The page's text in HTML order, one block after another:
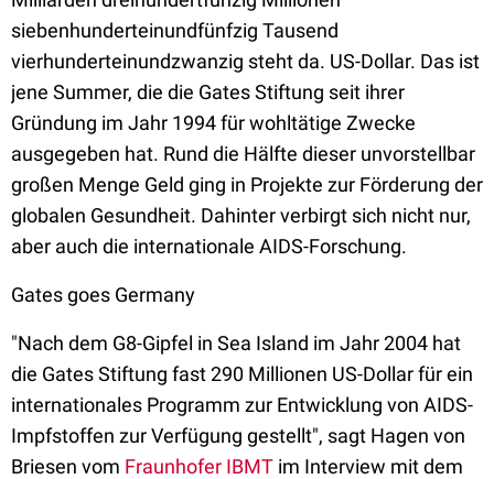
siebenhunderteinundfünfzig Tausend
vierhunderteinundzwanzig steht da. US-Dollar. Das ist
jene Summer, die die Gates Stiftung seit ihrer
Gründung im Jahr 1994 für wohltätige Zwecke
ausgegeben hat. Rund die Hälfte dieser unvorstellbar
großen Menge Geld ging in Projekte zur Förderung der
globalen Gesundheit. Dahinter verbirgt sich nicht nur,
aber auch die internationale AIDS-Forschung.
Gates goes Germany
"Nach dem G8-Gipfel in Sea Island im Jahr 2004 hat
die Gates Stiftung fast 290 Millionen US-Dollar für ein
internationales Programm zur Entwicklung von AIDS-
Impfstoffen zur Verfügung gestellt", sagt Hagen von
Briesen vom Fraunhofer IBMT im Interview mit dem